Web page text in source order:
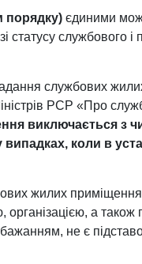
порядку) єдиними
статусу службового
службових
РСР «Про
виключається з
випадках, коли в
жилих приміщеннях
а
не є